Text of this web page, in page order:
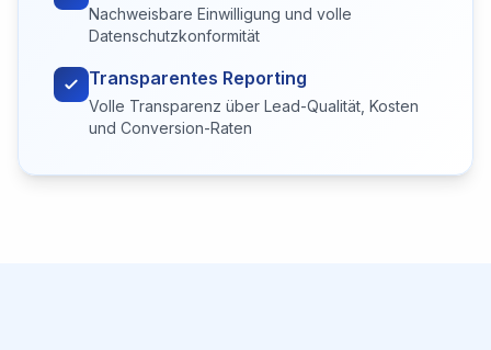
Nachweisbare Einwilligung und volle
Datenschutzkonformität
Transparentes Reporting
Volle Transparenz über Lead-Qualität, Kosten
und Conversion-Raten